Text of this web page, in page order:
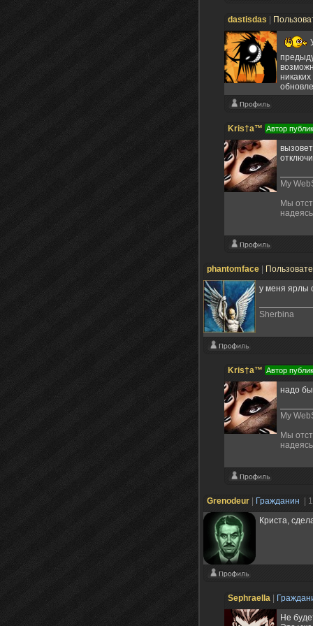
dastisdas
Kris†a™ Автор
My
Мы
phantomface
у меня ярлы
Sherbina
Kris†a™ Автор
надо
My
Мы
Grenodeur Гражданин
|
Криста,
Sephraella
Не